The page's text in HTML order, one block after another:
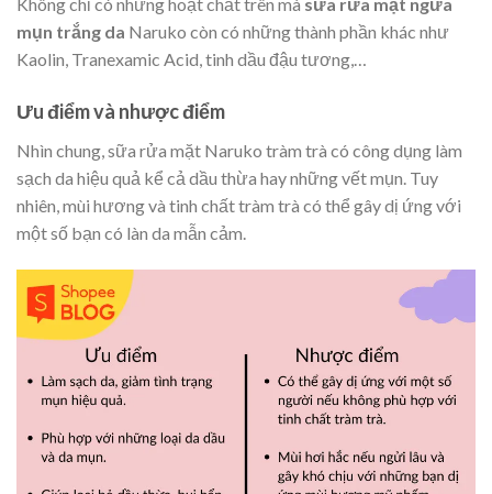
mụn trắng da Naruko còn có những thành phần khác như
Kaolin, Tranexamic Acid, tinh dầu đậu tương,…
Ưu điểm và nhược điểm
Nhìn chung, sữa rửa mặt Naruko tràm trà có công dụng làm
sạch da hiệu quả kể cả dầu thừa hay những vết mụn. Tuy
nhiên, mùi hương và tinh chất tràm trà có thể gây dị ứng với
một số bạn có làn da mẫn cảm.